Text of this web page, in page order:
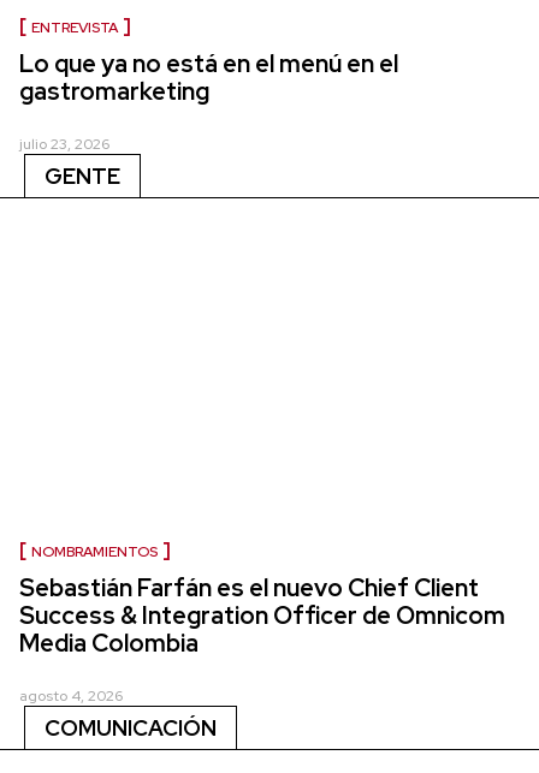
ENTREVISTA
Lo que ya no está en el menú en el
gastromarketing
julio 23, 2026
GENTE
NOMBRAMIENTOS
Sebastián Farfán es el nuevo Chief Client
Success & Integration Officer de Omnicom
Media Colombia
agosto 4, 2026
COMUNICACIÓN